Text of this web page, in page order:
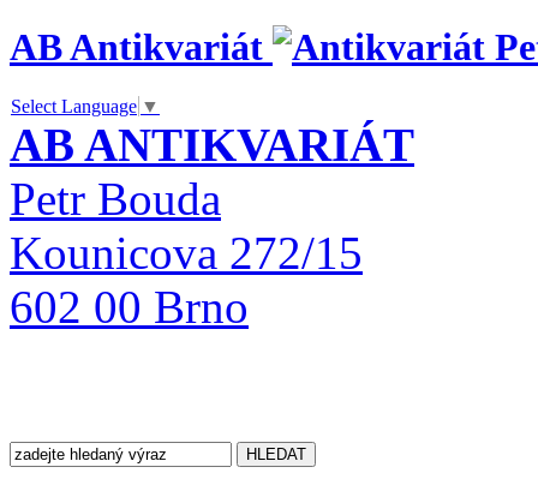
AB Antikvariát
Select Language ▼
AB ANTIKVARIÁT
Petr Bouda
Kounicova 272/15
602 00 Brno